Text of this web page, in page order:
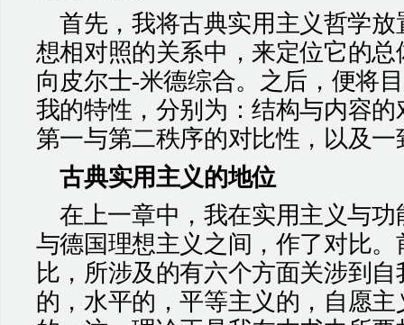
首先，我将古典实用主义哲学
想相对照的关系中，来定位它的
向皮尔士-米德综合。之后，便将
我的特性，分别为：结构与内容
第一与第二秩序的对比性，以及一
古典实用主义的地位
在上一章中，我在实用主义与
与德国理想主义之间，作了对比
比，所涉及的有六个方面关涉到
的，水平的，平等主义的，自愿